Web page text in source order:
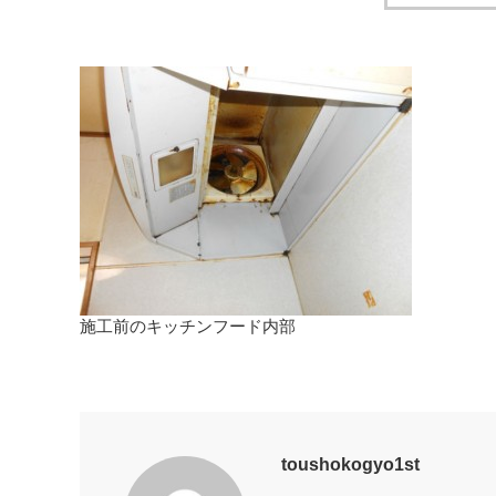
施工前のキッチンフード内部
toushokogyo1st